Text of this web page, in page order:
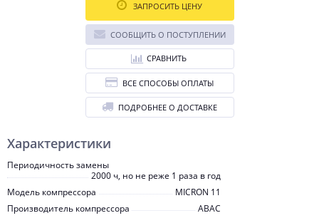
Характеристики
Периодичность замены
2000 ч, но не реже 1 раза в год
Модель компрессора
MICRON 11
Производитель компрессора
ABAC
ЗАПРОСИТЬ ЦЕНУ
СООБЩИТЬ О ПОСТУПЛЕНИИ
СРАВНИТЬ
ВСЕ СПОСОБЫ ОПЛАТЫ
ПОДРОБНЕЕ О ДОСТАВКЕ